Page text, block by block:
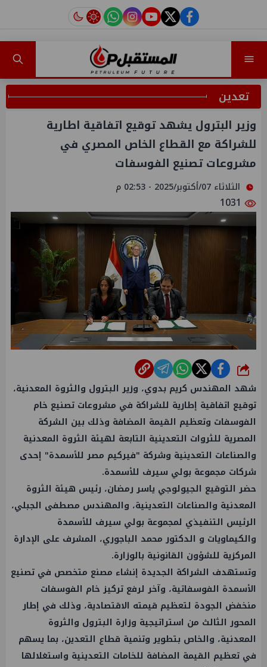
facebook
twitter
youtube
instagram
tiktok
تعدين
وزير البترول يشهد توقيع اتفاقية اطارية
للشراكة مع القطاع الخاص المصري في
مشروعات تصنيع الفوسفات
الثلاثاء 07/أكتوبر/2025 - 02:53 م
شارك
شهد المهندس كريم بدوي، وزير البترول والثروة المعدنية،
توقيع اتفاقية إطارية للشراكة في مشروعات تصنيع خام
الفوسفات وتعظيم القيمة المضافة وذلك بين الشركة
المصرية للثروات التعدينية التابعة لهيئة الثروة المعدنية
والصناعات التعدينية وشركة "فيركيم مصر للأسمدة" إحدى
شركات مجموعة بولي سيرف للأسمدة.
حضر التوقيع الجيولوجي ياسر رمضان، رئيس هيئة الثروة
المعدنية والصناعات التعدينية، والمهندس مصطفى الجبلي،
الرئيس التنفيذي لمجموعة بولي سيرف للأسمدة
والكيماويات و الدكتور محمد الباجوري، المشرف على الإدارة
المركزية للشؤون القانونية بالوزارة.
وتستهدف الشراكة الجديدة إنشاء مصنع متخصص في تصنيع
الأسمدة الفوسفاتية، وآخر لرفع تركيز خام الفوسفات
منخفض الجودة لتعظيم قيمته الاقتصادية، وذلك في إطار
المحور الثالث من استراتيجية وزارة البترول والثروة
المعدنية، والخاص بتطوير وتنمية قطاع التعدين، بما يسهم
في تعظيم القيمة المضافة للخامات التعدينية واستغلالها